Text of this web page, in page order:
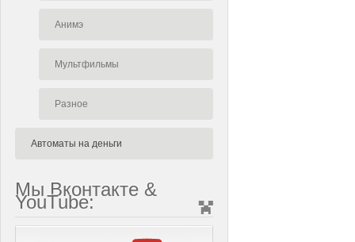
Анимэ
Мультфильмы
Разное
Автоматы на деньги
Мы Вконтакте &
YouTube: